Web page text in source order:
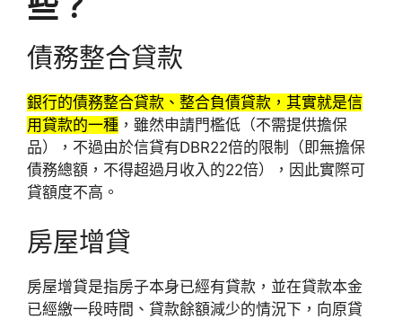
債務整合貸款
銀行的債務整合貸款、整合負債貸款，其實就是信
用貸款的一種 ，雖然申請門檻低（不需提供擔保
品），不過由於信貸有DBR22倍的限制（即無擔保
債務總額，不得超過月收入的22倍），因此實際可
貸額度不高。
房屋增貸
房屋增貸是指房子本身已經有貸款，並在貸款本金
已經繳一段時間、貸款餘額減少的情況下，向原貸